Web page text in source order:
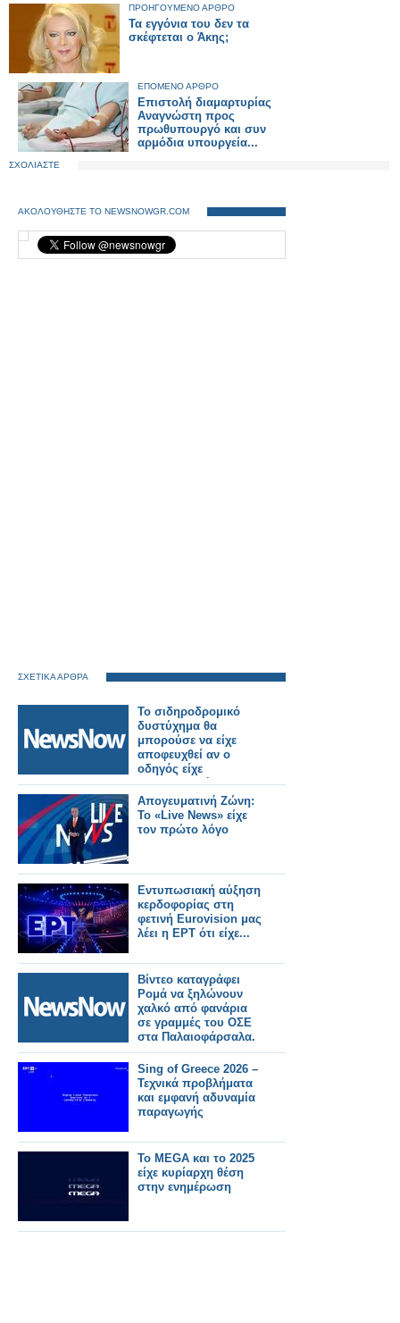
ΠΡΟΗΓΟΥΜΕΝΟ ΑΡΘΡΟ
Τα εγγόνια του δεν τα
σκέφτεται ο Άκης;
ΕΠΟΜΕΝΟ ΑΡΘΡΟ
Επιστολή διαμαρτυρίας
Αναγνώστη προς
πρωθυπουργό και συν
αρμόδια υπουργεία...
ΣΧΟΛΙΑΣΤΕ
ΑΚΟΛΟΥΘΗΣΤΕ ΤΟ NEWSNOWGR.COM
ΣΧΕΤΙΚΑ ΑΡΘΡΑ
Το σιδηροδρομικό
δυστύχημα θα
μπορούσε να είχε
αποφευχθεί αν ο
οδηγός είχε
χρησιμοποιήσει το
σύστημα έκτακτης
ανάγκης σύμφωνα με
έρευνα.
Απογευματινή Ζώνη:
Το «Live News» είχε
τον πρώτο λόγο
Εντυπωσιακή αύξηση
κερδοφορίας στη
φετινή Eurovision μας
λέει η ΕΡΤ ότι είχε...
Βίντεο καταγράφει
Ρομά να ξηλώνουν
χαλκό από φανάρια
σε γραμμές του ΟΣΕ
στα Παλαιοφάρσαλα.
Sing of Greece 2026 –
Τεχνικά προβλήματα
και εμφανή αδυναμία
παραγωγής
Το MEGA και το 2025
είχε κυρίαρχη θέση
στην ενημέρωση